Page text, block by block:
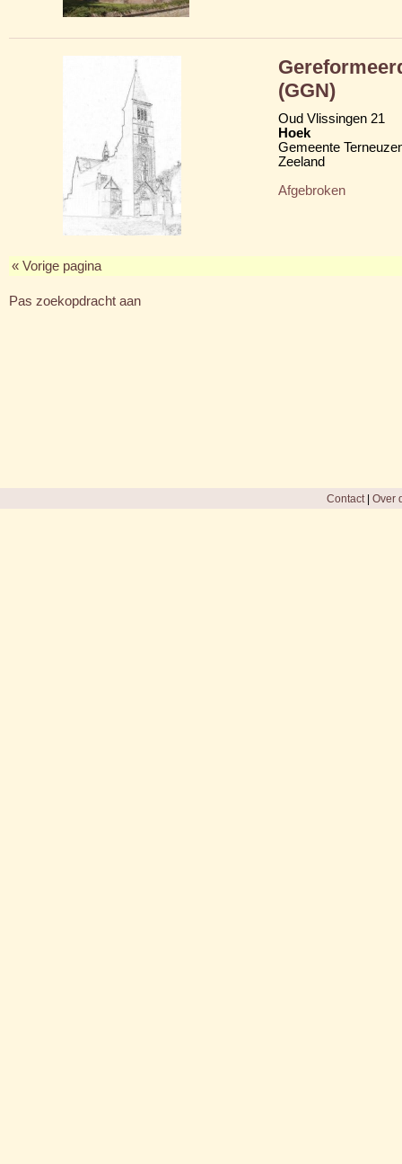
(GGN)
Oud Vlissingen 21
Hoek
Gemeente
Zeeland
Afgebroken
« Vorige pagina
Pas zoekopdracht aan
Contact| Over